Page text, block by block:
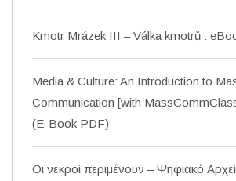
Kmotr Mrázek III – Válka kmotrů :
Media & Culture: An Introduction to
Communication [with
(E-Book PDF)
Οι νεκροί περιμένουν – Ψηφιακό